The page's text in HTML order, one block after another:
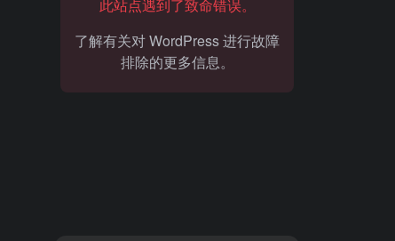
此站点遇到了致命错误。
了解有关对 WordPress 进行故障
排除的更多信息。